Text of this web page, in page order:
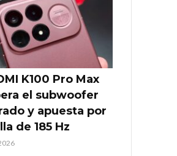
K100 Pro Max
el subwoofer
y apuesta por
de 185 Hz